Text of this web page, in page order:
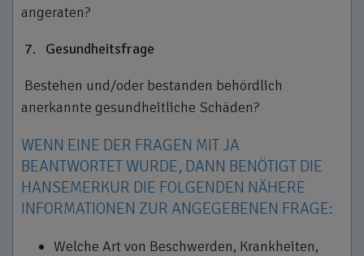
angeraten?
7. Gesundheitsfrage
Bestehen und/oder bestanden behördlich
anerkannte gesundheitliche Schäden?
WENN EINE DER FRAGEN MIT JA
BEANTWORTET WURDE, DANN BENÖTIGT DIE
HANSEMERKUR DIE FOLGENDEN NÄHERE
INFORMATIONEN ZUR ANGEGEBENEN FRAGE:
Welche Art von Beschwerden, Krankheiten,